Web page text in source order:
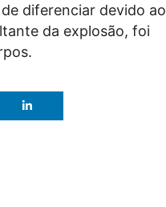
diferenciar devido ao
da explosão, foi